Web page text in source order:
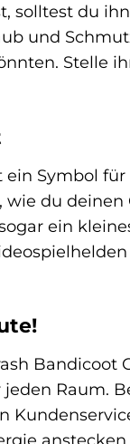
solltest du
und
Stelle
Symbol
du deinen
ein
Bandicoot
Raum.